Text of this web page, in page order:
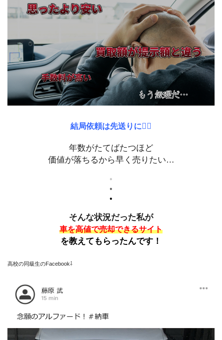
結局依頼は先送りに🤦‍♂️
年数がたてばたつほど
価値が落ちるから早く売りたい…
そんな状況だった私が
車を高値で売却できるサイト
を教えてもらったんです！
高校の同級生のFacebook⇩